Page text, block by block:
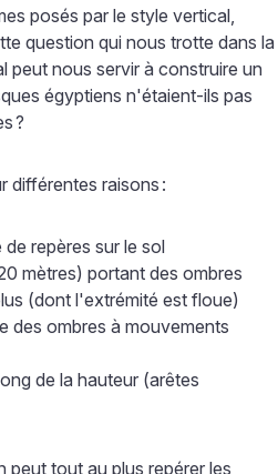
posés par le style vertical,
question qui nous trotte dans la
peut nous servir à construire un
égyptiens n'étaient-ils pas
?
différentes raisons :
repères sur le sol
mètres) portant des ombres
(dont l'extrémité est floue)
des ombres à mouvements
de la hauteur (arêtes
peut tout au plus repérer les